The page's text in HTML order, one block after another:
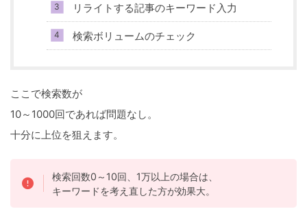
リライトする記事のキーワード入力
検索ボリュームのチェック
ここで検索数が
10～1000回であれば問題なし。
十分に上位を狙えます。
検索回数0～10回、1万以上の場合は、
キーワードを考え直した方が効果大。